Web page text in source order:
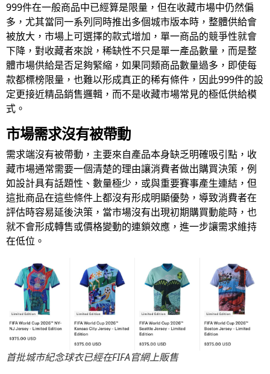
999件在一般商品中已經算是限量，但在收藏市場中仍然偏
多，尤其當同一系列同時推出多個城市版本時，整體供給會
被放大，市場上可選擇的款式增加，單一商品的競爭性就會
下降，對收藏者來說，稀缺性不只是單一產品數量，而是整
體市場供給是否足夠緊縮，如果同類商品數量過多，即使每
款都標榜限量，也難以形成真正的稀有條件，因此999件的設
定更接近精品銷售邏輯，而不是收藏市場常見的極低供給模
式。
市場需求沒有被帶動
需求端沒有被帶動，主要來自產品本身缺乏明確吸引點，收
藏市場通常需要一個清楚的理由讓消費者做出購買決策，例
如設計具有話題性、數量極少，或與重要賽事產生連結，但
這批商品在這些條件上都沒有形成明顯優勢，導致消費者在
評估時容易延後決策，當市場沒有出現初期購買動能時，也
就不會形成轉售或價格變動的連鎖效應，進一步讓需求維持
在低位。
首批城市紀念球衣已經在FIFA官網上販售